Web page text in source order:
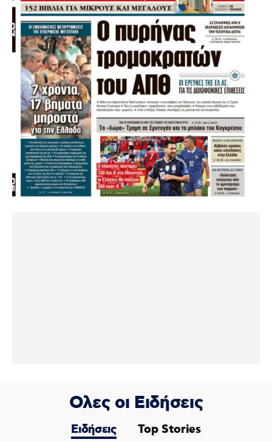
Ολες οι Ειδήσεις
Ειδήσεις Top Stories